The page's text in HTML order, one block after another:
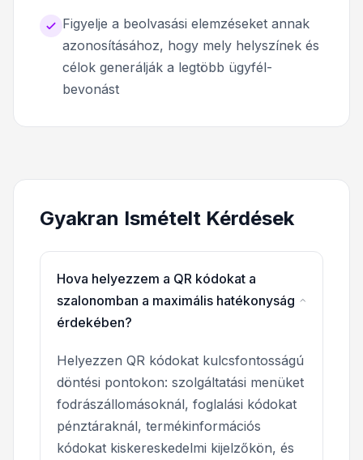
Figyelje a beolvasási elemzéseket annak
azonosításához, hogy mely helyszínek és
célok generálják a legtöbb ügyfél-
bevonást
Gyakran Ismételt Kérdések
Hova helyezzem a QR kódokat a
szalonomban a maximális hatékonyság
érdekében?
Helyezzen QR kódokat kulcsfontosságú
döntési pontokon: szolgáltatási menüket
fodrászállomásoknál, foglalási kódokat
pénztáraknál, termékinformációs
kódokat kiskereskedelmi kijelzőkön, és